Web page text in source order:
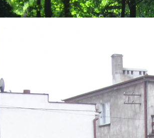
grudzień 2017
, przedświątecznych spraw nie
na pytanie:
Święta?
czyje to tak naprawdę Święta !!!
tych Świąt … stanęli samotnie pod
płatki śniegu, pomyśleli o ludziach,